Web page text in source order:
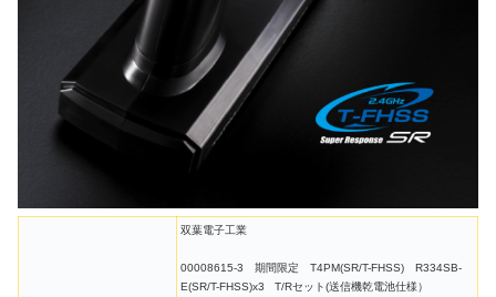
双葉電子工業
00008615-3 期間限定 T4PM(SR/T-FHSS) R334SB-
E(SR/T-FHSS)x3 T/Rセット(送信機乾電池仕様）